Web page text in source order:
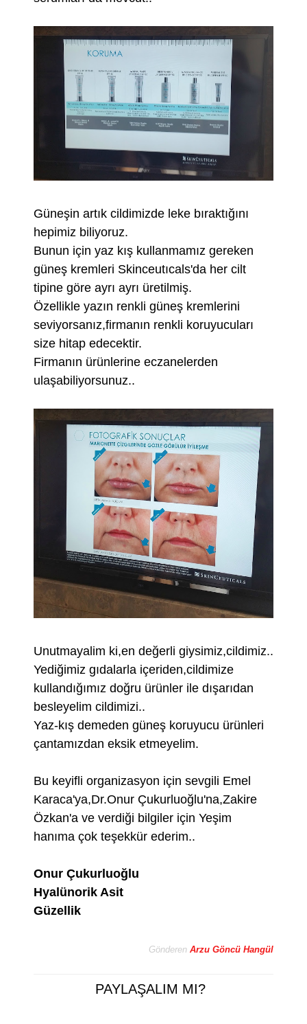
Güneşin artık cildimizde leke bıraktığını
hepimiz biliyoruz.
Bunun için yaz kış kullanmamız gereken
güneş kremleri Skinceutıcals'da her cilt
tipine göre ayrı ayrı üretilmiş.
Özellikle yazın renkli güneş kremlerini
seviyorsanız,firmanın renkli koruyucuları
size hitap edecektir.
Firmanın ürünlerine eczanelerden
ulaşabiliyorsunuz..
Unutmayalim ki,en değerli giysimiz,cildimiz..
Yediğimiz gıdalarla içeriden,cildimize
kullandığımız doğru ürünler ile dışarıdan
besleyelim cildimizi..
Yaz-kış demeden güneş koruyucu ürünleri
çantamızdan eksik etmeyelim.
Bu keyifli organizasyon için sevgili Emel
Karaca'ya,Dr.Onur Çukurluoğlu'na,Zakire
Özkan'a ve verdiği bilgiler için Yeşim
hanıma çok teşekkür ederim..
Onur Çukurluoğlu
Hyalünorik Asit
Güzellik
Gönderen Arzu Göncü Hangül
PAYLAŞALIM MI?